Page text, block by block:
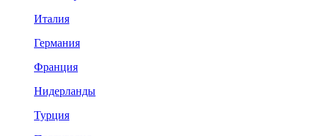
Италия
Германия
Франция
Нидерланды
Турция